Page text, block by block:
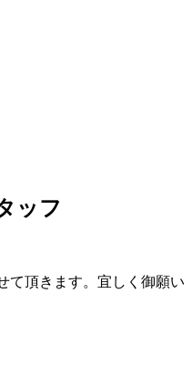
ッフ
て頂きます。宜しく御願い